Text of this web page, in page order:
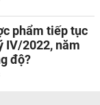
phẩm tiếp tục
IV/2022, năm
độ?